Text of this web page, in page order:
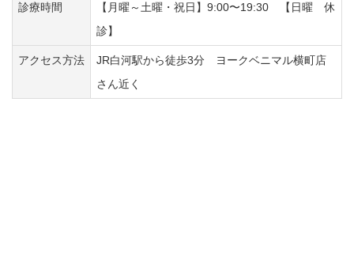
診療時間
【月曜～土曜・祝日】9:00〜19:30 【日曜 休
診】
アクセス方法
JR白河駅から徒歩3分 ヨークベニマル横町店
さん近く